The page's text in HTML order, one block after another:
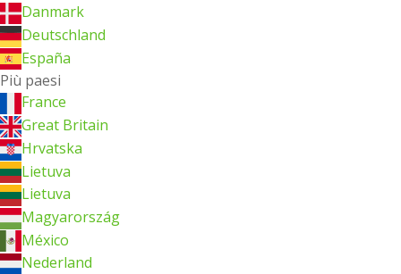
Danmark
Deutschland
España
Più paesi
France
Great Britain
Hrvatska
Lietuva
Lietuva
Magyarország
México
Nederland